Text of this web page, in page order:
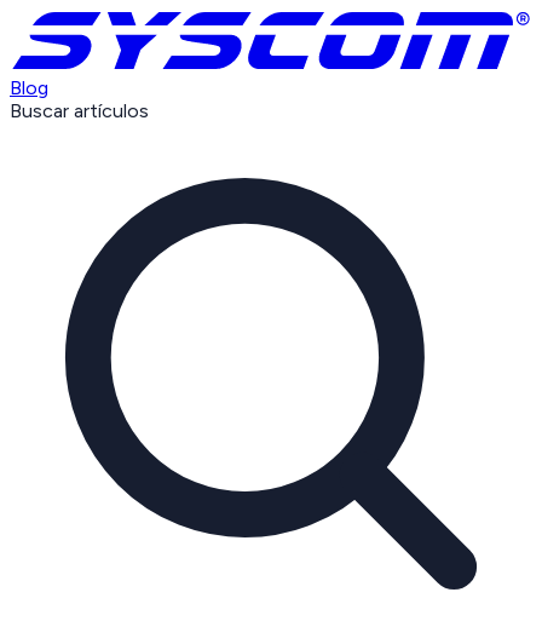
Blog
Buscar artículos